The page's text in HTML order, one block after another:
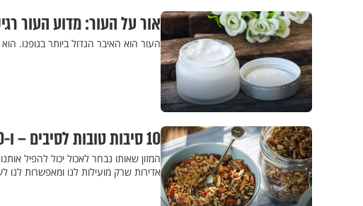
אור על העור: מדוע העור
העור הוא האיבר הגדול ביותר בגופנו.
10 סיבות טובות לסיבים – ו-10 סיבות מדוע להימנע ממזונות נטולי סיבים
המזון שאותו נבחר לאכול יכול להפיל
אדירות שרק מועילות לנו ומאפשרות לנו